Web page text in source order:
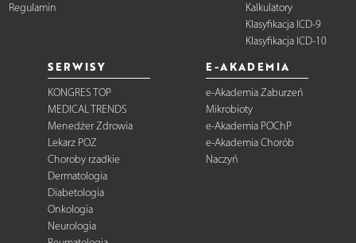
Regulamin
Kalkulatory
Klasyfikacja ICD-9
Klasyfikacja ICD-10
SERWISY
KONGRES TOP
MEDICAL TRENDS
Menedżer Zdrowia
Lekarz POZ
Choroby rzadkie
Dermatologia
Diabetologia
Onkologia
Neurologia
E-AKADEMIA
e-Akademia Zaburzeń
Mikrobioty
e-Akademia POChP
e-Akademia Chorób
Naczyń